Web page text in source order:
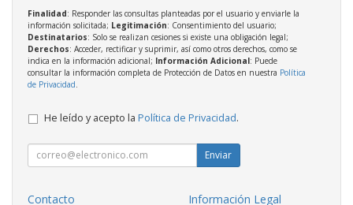
Finalidad: Responder las consultas planteadas por el usuario y enviarle la
información solicitada; Legitimación: Consentimiento del usuario;
Destinatarios: Solo se realizan cesiones si existe una obligación legal;
Derechos: Acceder, rectificar y suprimir, así como otros derechos, como se
indica en la información adicional; Información Adicional: Puede
consultar la información completa de Protección de Datos en nuestra Política
de Privacidad
He leído y acepto la Política de Privacidad.
Enviar
Contacto Información Legal